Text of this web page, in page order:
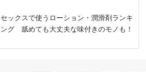
セックスで使うローション・潤滑剤ランキ
ング 舐めても大丈夫な味付きのモノも！